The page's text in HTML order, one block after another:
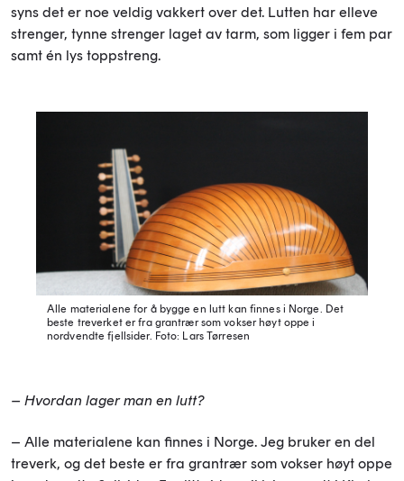
syns det er noe veldig vakkert over det. Lutten har elleve
strenger, tynne strenger laget av tarm, som ligger i fem par
samt én lys toppstreng.
Alle materialene for å bygge en lutt kan finnes i Norge. Det
beste treverket er fra grantrær som vokser høyt oppe i
nordvendte fjellsider. Foto: Lars Tørresen
– Hvordan lager man en lutt?
– Alle materialene kan finnes i Norge. Jeg bruker en del
treverk, og det beste er fra grantrær som vokser høyt oppe